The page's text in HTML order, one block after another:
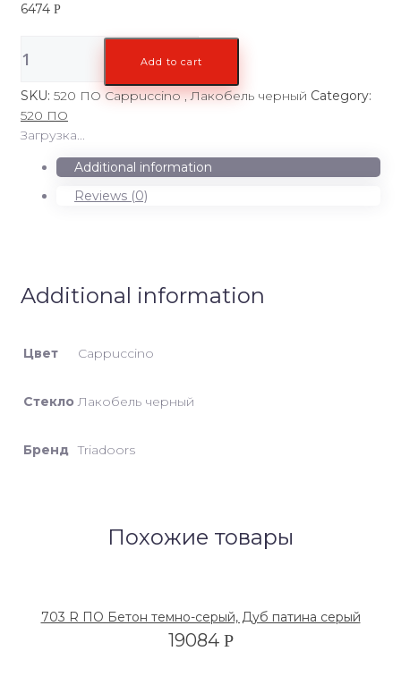
6474 Р
ПО
,
Лакобель
черный
quantity
Add to cart
SKU: 520 ПО Cappuccino , Лакобель черный Category:
520 ПО
Загрузка...
Additional information
Reviews (0)
Additional information
Цвет Cappuccino
Стекло Лакобель черный
Бренд Triadoors
Похожие товары
703 R ПО Бетон темно-серый, Дуб патина серый
19084 Р